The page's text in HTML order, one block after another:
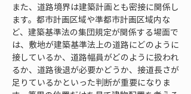
また、道路境界は建築計画とも密接に関係し
ます。都市計画区域や準都市計画区域内な
ど、建築基準法の集団規定が関係する場面で
は、敷地が建築基準法上の道路にどのように
接しているか、道路幅員がどのように扱われ
るか、道路後退が必要かどうか、接道長さが
足りているかといった判断が重要になりま